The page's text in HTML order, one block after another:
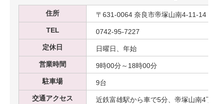
住所
〒631-0064 奈良市帝塚山南4-11-14
TEL
0742-95-7227
定休日
日曜日、年始
営業時間
9時00分～18時00分
駐車場
9台
交通アクセス
近鉄富雄駅から車で5分、帝塚山南4丁